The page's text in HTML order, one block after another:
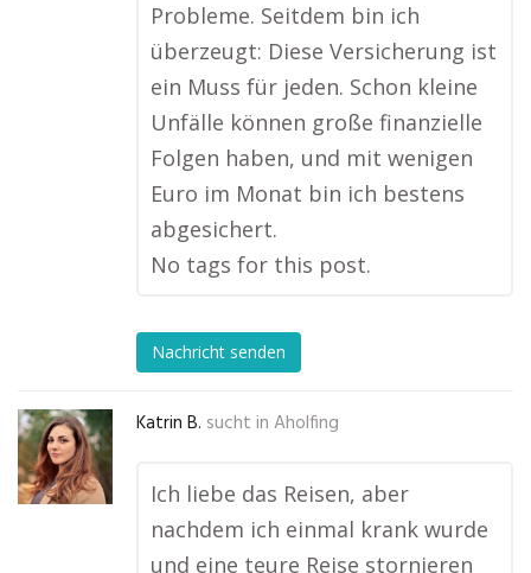
Probleme. Seitdem bin ich
überzeugt: Diese Versicherung ist
ein Muss für jeden. Schon kleine
Unfälle können große finanzielle
Folgen haben, und mit wenigen
Euro im Monat bin ich bestens
abgesichert.
No tags for this post.
Nachricht senden
Katrin B. sucht in Aholfing
Ich liebe das Reisen, aber
nachdem ich einmal krank wurde
und eine teure Reise stornieren